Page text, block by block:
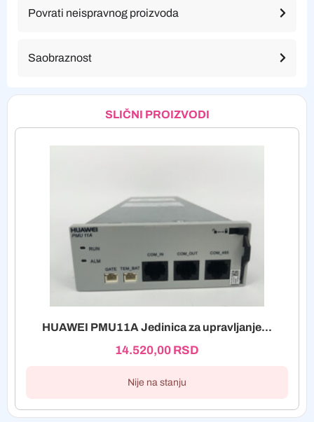
Povrati neispravnog proizvoda
Saobraznost
SLIČNI PROIZVODI
HUAWEI PMU11A Jedinica za upravljanje...
14.520,00 RSD
Nije na stanju